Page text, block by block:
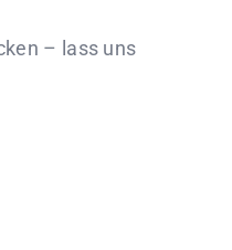
– lass uns